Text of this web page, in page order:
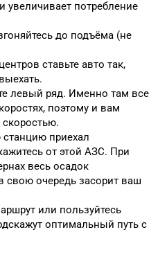
увеличивает потребление
до подъёма (не
ставьте авто так,
левый ряд. Именно там все
поэтому и вам
скоростью.
приехал
от этой АЗС. При
весь осадок
свою очередь засорит ваш
или пользуйтесь
оптимальный путь с